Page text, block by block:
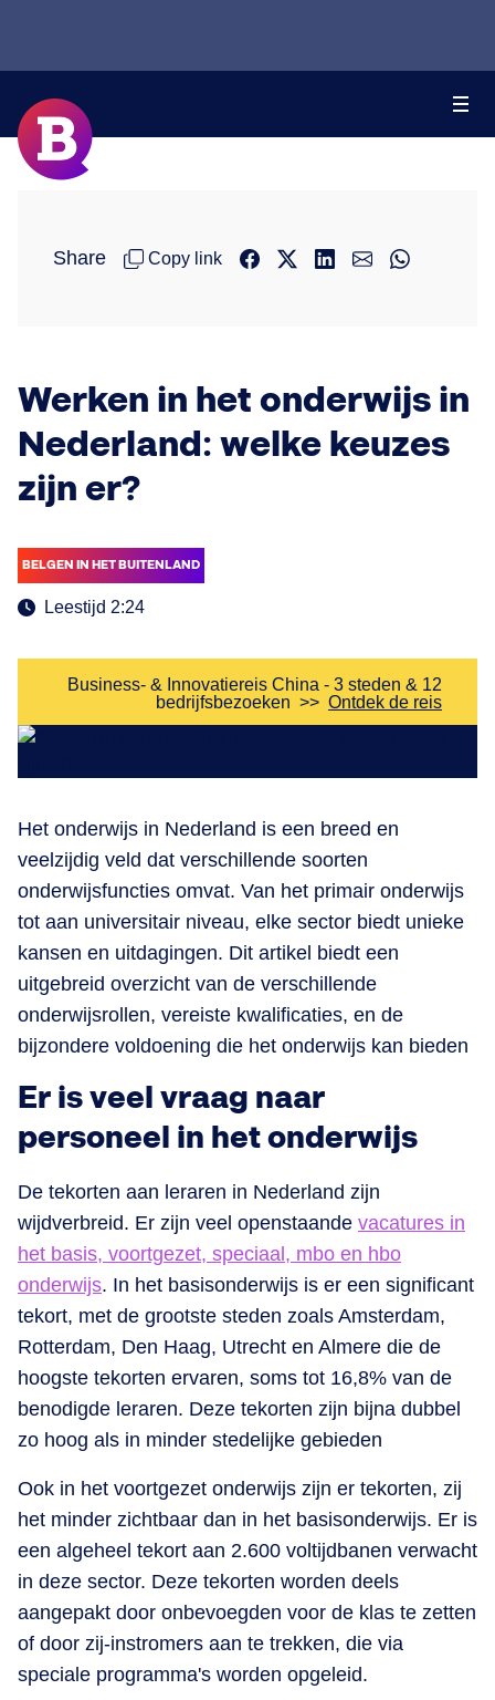
Share Copy link
Werken in het onderwijs in
Nederland: welke keuzes
zijn er?
BELGEN IN HET BUITENLAND
Leestijd 2:24
Business- & Innovatiereis China - 3 steden & 12
bedrijfsbezoeken >> Ontdek de reis
Het onderwijs in Nederland is een breed en
veelzijdig veld dat verschillende soorten
onderwijsfuncties omvat. Van het primair onderwijs
tot aan universitair niveau, elke sector biedt unieke
kansen en uitdagingen. Dit artikel biedt een
uitgebreid overzicht van de verschillende
onderwijsrollen, vereiste kwalificaties, en de
bijzondere voldoening die het onderwijs kan bieden
Er is veel vraag naar
personeel in het onderwijs
De tekorten aan leraren in Nederland zijn
wijdverbreid. Er zijn veel openstaande vacatures in
het basis, voortgezet, speciaal, mbo en hbo
onderwijs. In het basisonderwijs is er een significant
tekort, met de grootste steden zoals Amsterdam,
Rotterdam, Den Haag, Utrecht en Almere die de
hoogste tekorten ervaren, soms tot 16,8% van de
benodigde leraren. Deze tekorten zijn bijna dubbel
zo hoog als in minder stedelijke gebieden​
Ook in het voortgezet onderwijs zijn er tekorten, zij
het minder zichtbaar dan in het basisonderwijs. Er is
een algeheel tekort aan 2.600 voltijdbanen verwacht
in deze sector​. Deze tekorten worden deels
aangepakt door onbevoegden voor de klas te zetten
of door zij-instromers aan te trekken, die via
speciale programma's worden opgeleid​.